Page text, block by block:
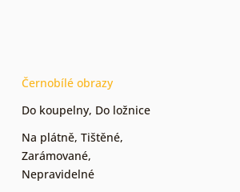
Černobílé obrazy
Do koupelny, Do ložnice
Na plátně, Tištěné,
Zarámované,
Nepravidelné